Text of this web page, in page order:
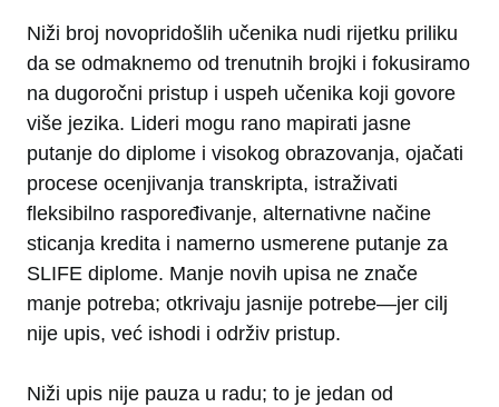
Niži broj novopridošlih učenika nudi rijetku priliku
da se odmaknemo od trenutnih brojki i fokusiramo
na dugoročni pristup i uspeh učenika koji govore
više jezika. Lideri mogu rano mapirati jasne
putanje do diplome i visokog obrazovanja, ojačati
procese ocenjivanja transkripta, istraživati
fleksibilno raspoređivanje, alternativne načine
sticanja kredita i namerno usmerene putanje za
SLIFE diplome. Manje novih upisa ne znače
manje potreba; otkrivaju jasnije potrebe—jer cilj
nije upis, već ishodi i održiv pristup.
Niži upis nije pauza u radu; to je jedan od